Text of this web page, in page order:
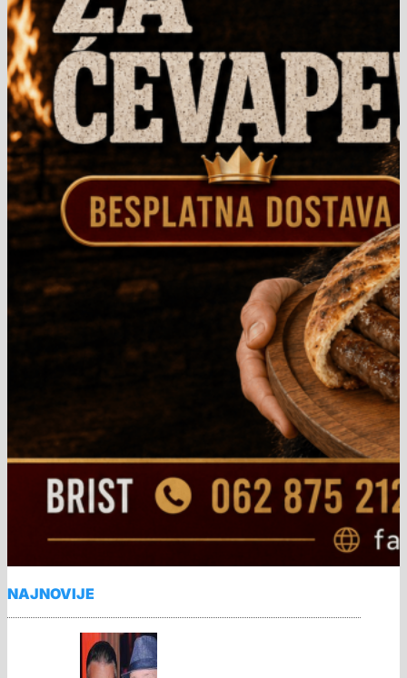
NAJNOVIJE